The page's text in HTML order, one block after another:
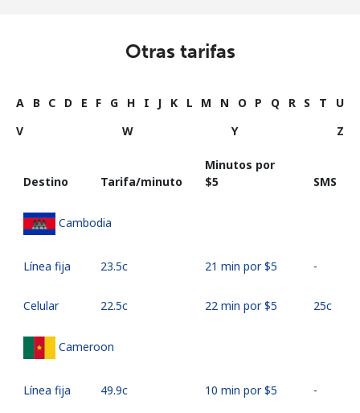
Otras tarifas
A B C D E F G H I J K L M N O P Q R S T
U
V
W Y Z
Destino Tarifa/minuto
Minutos por
⁦$5⁩
SMS
Cambodia
Línea fija ⁦23.5c⁩ 21 min por ⁦$5⁩ -
Celular ⁦22.5c⁩ 22 min por ⁦$5⁩ ⁦25c⁩
Cameroon
Línea fija ⁦49.9c⁩ 10 min por ⁦$5⁩ -